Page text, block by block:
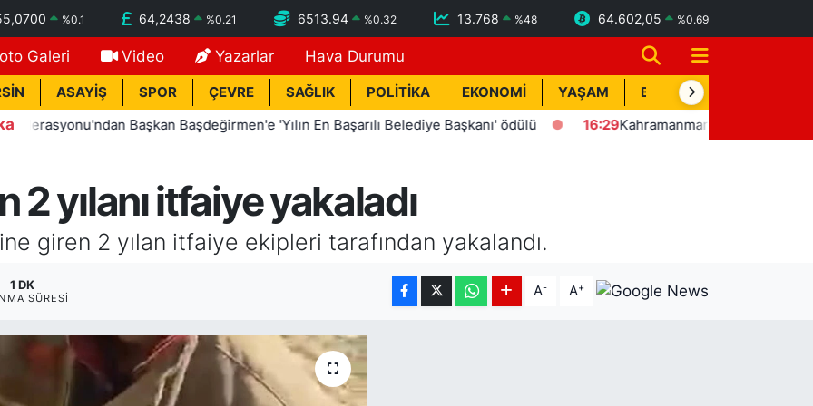
%0.1 64,2438 %0.21 6513.94 %0.32 13.768 %48 64.602,05 %0.69
Galeri Video Yazarlar Hava Durumu
ASAYİŞ SPOR ÇEVRE SAĞLIK POLİTİKA EKONOMİ YAŞAM BİK İLAN
Başkan Başdeğirmen'e 'Yılın En Başarılı Belediye Başkanı' ödülü 16:29 Kahramanmaraş'ta yangın ve
yılanı itfaiye yakaladı
giren 2 yılan itfaiye ekipleri tarafından yakalandı.
1 DK
SÜRESI A- A+